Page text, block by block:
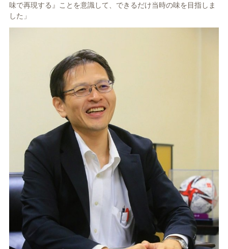
味で再現する』ことを意識して、できるだけ当時の味を目指しま
した」